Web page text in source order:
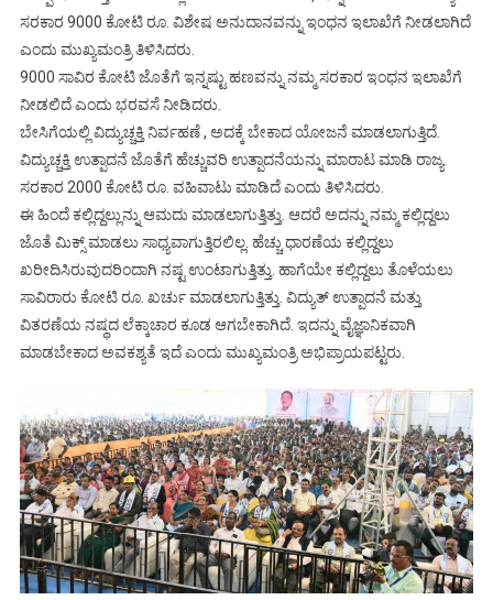
ಸರಕಾರ 9000 ಕೋಟಿ ರೂ. ವಿಶೇಷ ಅನುದಾನವನ್ನು ಇಂಧನ ಇಲಾಖೆಗೆ ನೀಡಲಾಗಿದೆ
ಎಂದು ಮುಖ್ಯಮಂತ್ರಿ ತಿಳಿಸಿದರು.
9000 ಸಾವಿರ ಕೋಟಿ ಜೊತೆಗೆ ಇನ್ನಷ್ಟು ಹಣವನ್ನು ನಮ್ಮ ಸರಕಾರ ಇಂಧನ ಇಲಾಖೆಗೆ
ನೀಡಲಿದೆ ಎಂದು ಭರವಸೆ ನೀಡಿದರು.
ಬೇಸಿಗೆಯಲ್ಲಿ ವಿದ್ಯುಚ್ಚಕ್ತಿ ನಿರ್ವಹಣೆ , ಅದಕ್ಕೆ ಬೇಕಾದ ಯೋಜನೆ ಮಾಡಲಾಗುತ್ತಿದೆ.
ವಿದ್ಯುಚ್ಚಕ್ತಿ ಉತ್ಪಾದನೆ ಜೊತೆಗೆ ಹೆಚ್ಚುವರಿ ಉತ್ಪಾದನೆಯನ್ನು ಮಾರಾಟ ಮಾಡಿ ರಾಜ್ಯ
ಸರಕಾರ 2000 ಕೋಟಿ ರೂ. ವಹಿವಾಟು ಮಾಡಿದೆ ಎಂದು ತಿಳಿಸಿದರು.
ಈ ಹಿಂದೆ ಕಲ್ಲಿದ್ದಲ್ಲುನ್ನು ಆಮದು ಮಾಡಲಾಗುತ್ತಿತ್ತು. ಆದರೆ ಅದನ್ನು ನಮ್ಮ ಕಲ್ಲಿದ್ದಲು
ಜೊತೆ ಮಿಕ್ಸ್‌ ಮಾಡಲು ಸಾಧ್ಯವಾಗುತ್ತಿರಲಿಲ್ಲ. ಹೆಚ್ಚು ಧಾರಣೆಯ ಕಲ್ಲಿದ್ದಲು
ಖರೀದಿಸಿರುವುದರಿಂದಾಗಿ ನಷ್ಟ ಉಂಟಾಗುತ್ತಿತ್ತು. ಹಾಗೆಯೇ ಕಲ್ಲಿದ್ದಲು ತೊಳೆಯಲು
ಸಾವಿರಾರು ಕೋಟಿ ರೂ. ಖರ್ಚು ಮಾಡಲಾಗುತ್ತಿತ್ತು. ವಿದ್ಯುತ್‌ ಉತ್ಪಾದನೆ ಮತ್ತು
ವಿತರಣೆಯ ನಷ್ಥದ ಲೆಕ್ಕಾಚಾರ ಕೂಡ ಆಗಬೇಕಾಗಿದೆ. ಇದನ್ನು ವೈಜ್ಞಾನಿಕವಾಗಿ
ಮಾಡಬೇಕಾದ ಅವಕಶ್ಯತೆ ಇದೆ ಎಂದು ಮುಖ್ಯಮಂತ್ರಿ ಅಭಿಪ್ರಾಯಪಟ್ಟರು.